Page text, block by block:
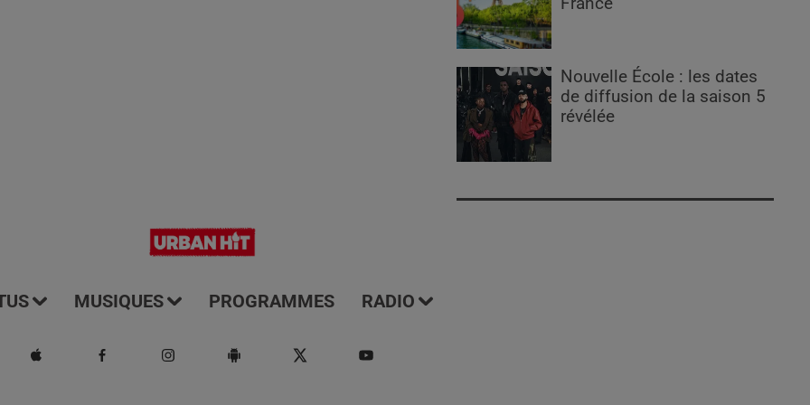
Nouvelle École : les dates
de diffusion de la saison 5
révélée
MUSIQUES PROGRAMMES RADIO